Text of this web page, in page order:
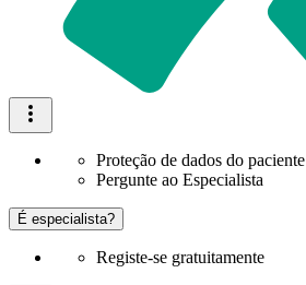
Proteção de dados do paciente
Pergunte ao Especialista
É especialista?
Registe-se gratuitamente